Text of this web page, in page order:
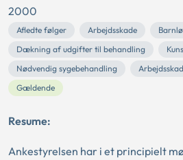
2000
Afledte følger Arbejdsskade
Dækning af udgifter til behandling
Nødvendig sygebehandling
Gældende
Resume:
Ankestyrelsen har i et principielt